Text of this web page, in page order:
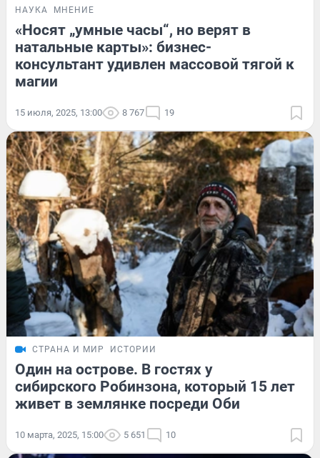
НАУКА МНЕНИЕ
«Носят „умные часы“, но верят в
натальные карты»: бизнес-
консультант удивлен массовой тягой к
магии
15 июля, 2025, 13:00 8 767 19
СТРАНА И МИР ИСТОРИИ
Один на острове. В гостях у
сибирского Робинзона, который 15 лет
живет в землянке посреди Оби
10 марта, 2025, 15:00 5 651 10